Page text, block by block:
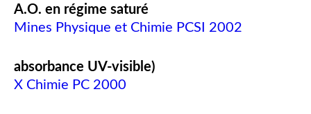
A.O. en régime saturé
Mines Physique et Chimie PCSI 2002
absorbance UV-visible)
X Chimie PC 2000